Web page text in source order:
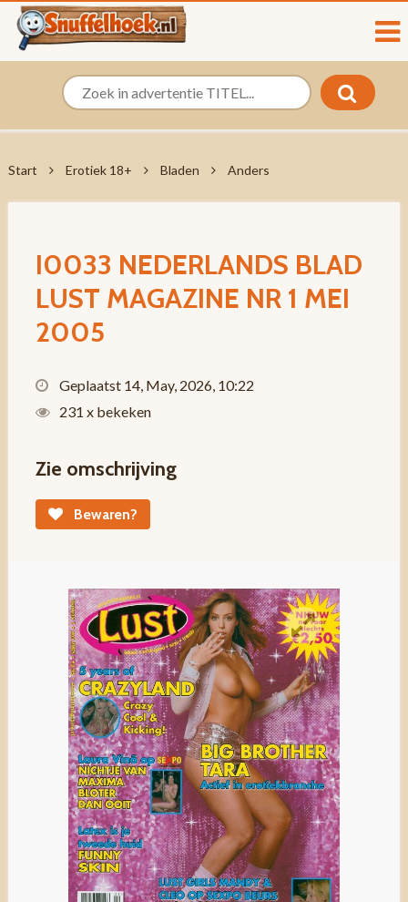
Start Erotiek 18+ Bladen Anders
I0033 NEDERLANDS BLAD
LUST MAGAZINE NR 1 MEI
2005
Geplaatst 14, May, 2026, 10:22
231 x bekeken
Zie omschrijving
Bewaren?